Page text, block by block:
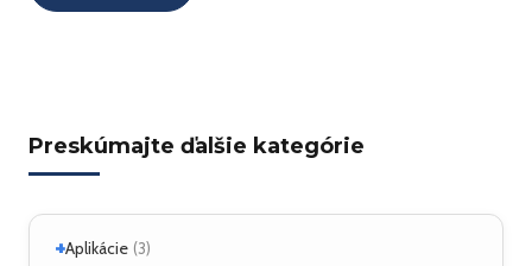
Preskúmajte ďalšie kategórie
+Aplikácie (3)